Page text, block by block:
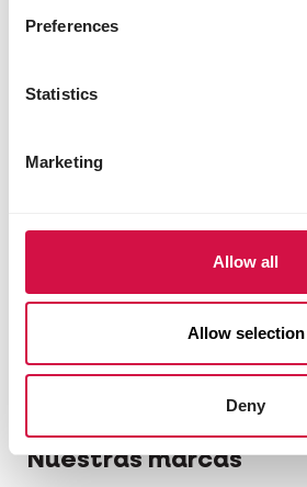
Preferences
Statistics
Marketing
Allow all
Allow selection
Deny
Sabías que... los gatos
todo con el olfato
Vaya a la página de
Nuestras marcas